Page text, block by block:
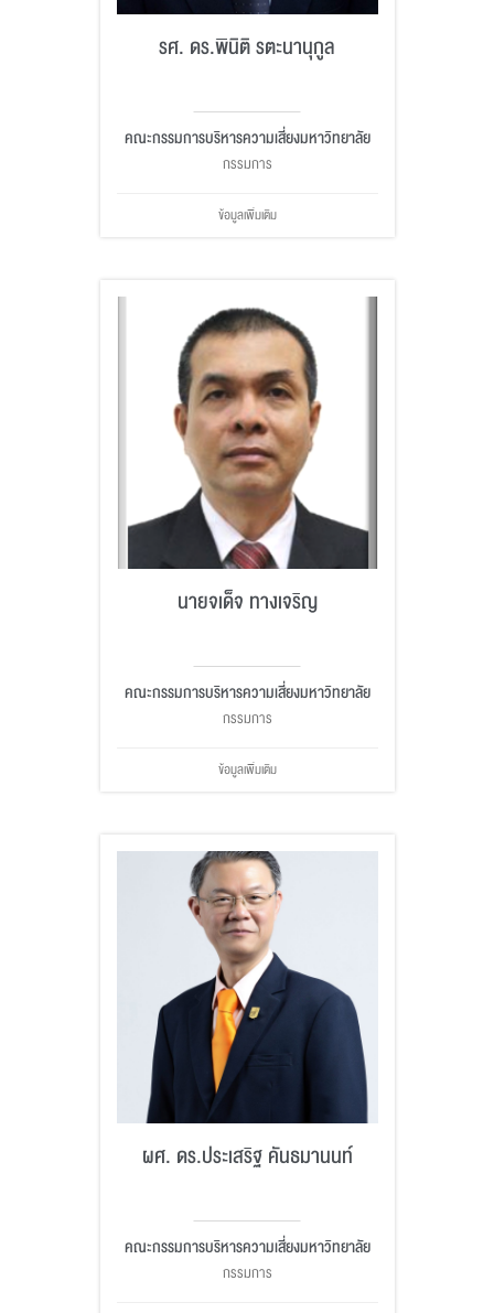
รศ. ดร.พินิติ รตะนานุกูล
คณะกรรมการบริหารความเสี่ยงมหาวิทยาลัย
กรรมการ
ข้อมูลเพิ่มเติม
นายจเด็จ ทางเจริญ
คณะกรรมการบริหารความเสี่ยงมหาวิทยาลัย
กรรมการ
ข้อมูลเพิ่มเติม
ผศ. ดร.ประเสริฐ คันธมานนท์
คณะกรรมการบริหารความเสี่ยงมหาวิทยาลัย
กรรมการ